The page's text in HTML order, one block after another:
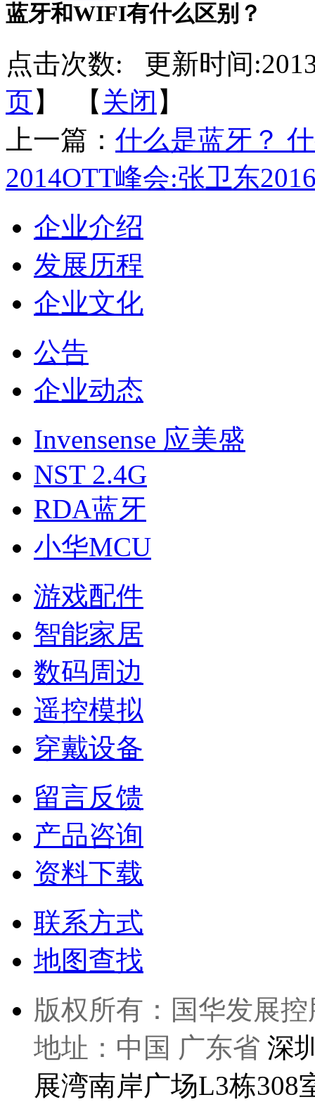
蓝牙和WIFI有什么区别？
点击次数:
更新时间
页】 【 关闭 】
上一篇： 什么是蓝牙？
2014OTT峰会:张卫东
企业介绍
发展历程
企业文化
公告
企业动态
Invensense 应美盛
NST 2.4G
RDA蓝牙
小华MCU
游戏配件
智能家居
数码周边
遥控模拟
穿戴设备
留言反馈
产品咨询
资料下载
联系方式
地图查找
版权所有：国华发展
地址：中国 广东省 深
展湾南岸广场L3栋308